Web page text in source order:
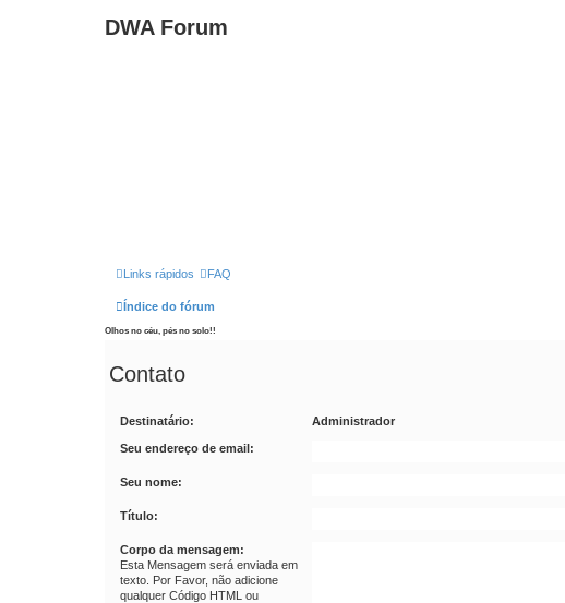
DWA Forum
Links rápidos FAQ
Índice do fórum
Olhos no céu, pés no solo!!
Contato
Destinatário: Administrador
Seu endereço de email:
Seu nome:
Título:
Corpo da mensagem:
Esta Mensagem será enviada em
texto. Por Favor, não adicione
qualquer Código HTML ou